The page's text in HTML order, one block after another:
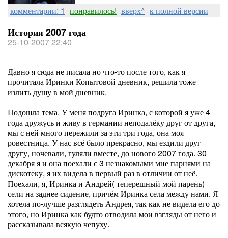
комментарии: 1 понравилось! вверх^ к полной версии
История 2007 года
25-10-2007 22:40
Давно я сюда не писала но что-то после того, как я
прочитала Иринки Копытовой дневник, решила тоже
излить душу в мой дневник.
Подошла тема. У меня подруга Иринка, с которой я уже 4
года дружусь и живу в германии неподалёку друг от друга,
мы с ней много пережили за эти три года, она моя
ровестница. У нас всё было прекрасно, мы ездили друг
другу, ночевали, гуляли вместе, до нового 2007 года. 30
декабря я и она поехали с 3 незнакомыми мне парнями на
дискотеку, я их видела в первый раз в отличии от неё.
Поехали, я, Иринка и Андрей( теперешный мой парень)
сели на заднее сидение, причём Иринка села между нами. Я
хотела по-лучше разглядеть Андрея, так как не видела его до
этого, но Иринка как будто отводила мои взгляды от него и
рассказывала всякую чепуху.